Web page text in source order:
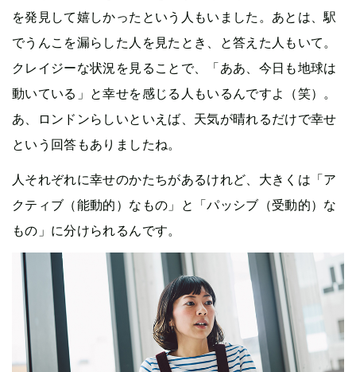
を発見して嬉しかったという人もいました。あとは、駅
でうんこを漏らした人を見たとき、と答えた人もいて。
クレイジーな状況を見ることで、「ああ、今日も地球は
動いている」と幸せを感じる人もいるんですよ（笑）。
あ、ロンドンらしいといえば、天気が晴れるだけで幸せ
という回答もありましたね。
人それぞれに幸せのかたちがあるけれど、大きくは「ア
クティブ（能動的）なもの」と「パッシブ（受動的）な
もの」に分けられるんです。